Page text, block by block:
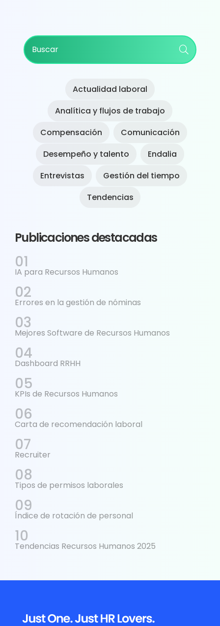
Primary
Sidebar
Actualidad laboral
Analítica y flujos de trabajo
Compensación
Comunicación
Desempeño y talento
Endalia
Entrevistas
Gestión del tiempo
Tendencias
Publicaciones destacadas
IA para Recursos Humanos
Errores en la gestión de nóminas
Mejores Software de Recursos Humanos
Dashboard RRHH
KPIs de Recursos Humanos
Carta de recomendación laboral
Recruiter
Tipos de permisos laborales
Índice de rotación de personal
Tendencias Recursos Humanos 2025
Footer